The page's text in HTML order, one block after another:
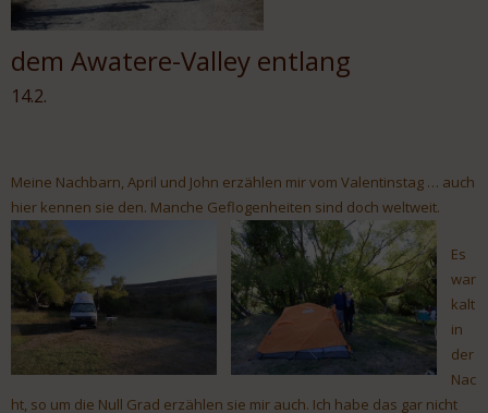
dem Awatere-Valley entlang
14.2.
Meine Nachbarn, April und John erzählen mir vom Valentinstag … auch
hier kennen sie den. Manche Geflogenheiten sind doch weltweit.
Es
war
kalt
in
der
Nac
ht, so um die Null Grad erzählen sie mir auch. Ich habe das gar nicht